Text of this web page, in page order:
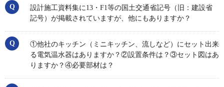
設計施工資料集に13・F1等の国土交通省記号（旧：建設省
記号）が掲載されていますが、他にもありますか？
①他社のキッチン（ミニキッチン、流しなど）にセット出来
る電気温水器はありますか？②設置条件は？③セット図はあ
りますか？④必要部材は？